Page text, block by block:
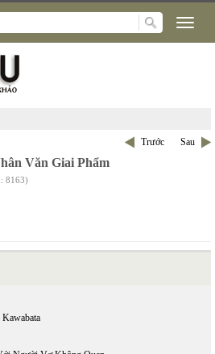
Trước Sau
Văn Giai Phẩm
8163)